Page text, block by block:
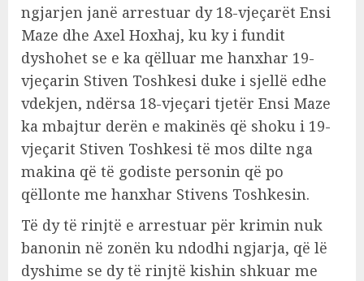
ngjarjen janë arrestuar dy 18-vjeçarët Ensi
Maze dhe Axel Hoxhaj, ku ky i fundit
dyshohet se e ka qëlluar me hanxhar 19-
vjeçarin Stiven Toshkesi duke i sjellë edhe
vdekjen, ndërsa 18-vjeçari tjetër Ensi Maze
ka mbajtur derën e makinës që shoku i 19-
vjeçarit Stiven Toshkesi të mos dilte nga
makina që të godiste personin që po
qëllonte me hanxhar Stivens Toshkesin.
Të dy të rinjtë e arrestuar për krimin nuk
banonin në zonën ku ndodhi ngjarja, që lë
dyshime se dy të rinjtë kishin shkuar me